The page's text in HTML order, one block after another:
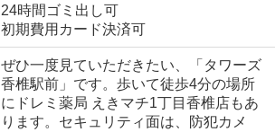
24時間ゴミ出し可
初期費用カード決済可
ぜひ一度見ていただきたい、「タワーズ
香椎駅前」です。歩いて徒歩4分の場所
にドレミ薬局 えきマチ1丁目香椎店もあ
ります。セキュリティ面は、防犯カメ